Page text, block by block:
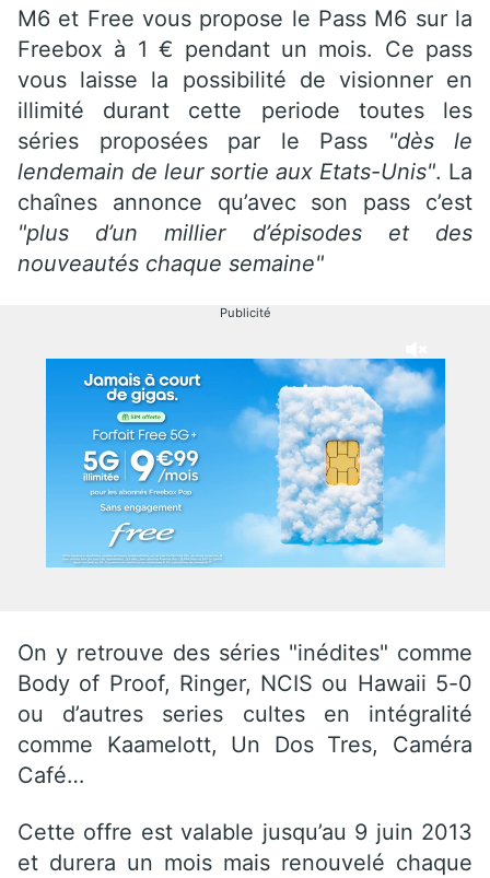
M6 et Free vous propose le Pass M6 sur la
Freebox à 1 € pendant un mois. Ce pass
vous laisse la possibilité de visionner en
illimité durant cette periode toutes les
séries proposées par le Pass
"dès le
lendemain de leur sortie aux Etats-Unis". La
chaînes annonce qu’avec son pass c’est
"plus d’un millier d’épisodes et des
nouveautés chaque semaine"
Publicité
On y retrouve des séries "inédites" comme
Body of Proof, Ringer, NCIS ou Hawaii 5-0
ou d’autres series cultes en intégralité
comme Kaamelott, Un Dos Tres, Caméra
Café…
Cette offre est valable jusqu’au 9 juin 2013
et durera un mois mais renouvelé chaque